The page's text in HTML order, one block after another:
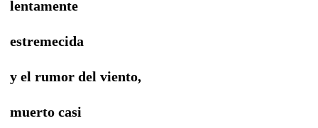
lentamente
estremecida
y el rumor del viento,
muerto casi